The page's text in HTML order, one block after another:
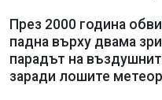
През 2000 година
падна върху двама
парадът на
заради лошите